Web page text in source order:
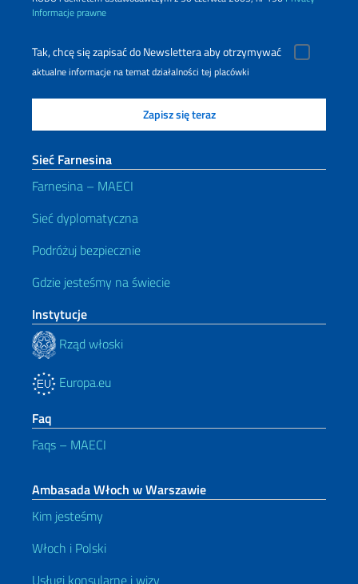
Informacje prawne
Tak, chcę się zapisać do Newslettera aby otrzymywać
aktualne informacje na temat działalności tej placówki
Sieć Farnesina
Farnesina – MAECI
Sieć dyplomatyczna
Podróżuj bezpiecznie
Gdzie jesteśmy na świecie
Instytucje
Rząd włoski
Europa.eu
Faq
Faqs – MAECI
Ambasada Włoch w Warszawie
Kim jesteśmy
Włoch i Polski
Usługi konsularne i wizy